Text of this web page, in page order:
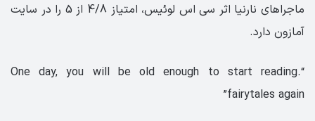
ماجراهای نارنیا اثر سی اس لوئیس، امتیاز 4/8 از 5 را در سایت
آمازون دارد.
“.One day, you will be old enough to start reading
fairytales again”